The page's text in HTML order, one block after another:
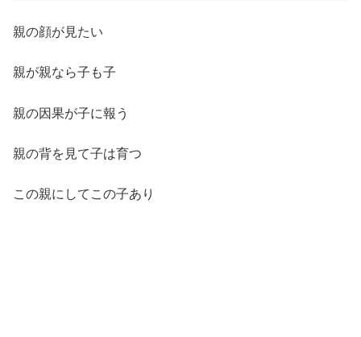
親の顔が見たい
親が親なら子も子
親の因果が子に報う
親の背を見て子は育つ
この親にしてこの子あり